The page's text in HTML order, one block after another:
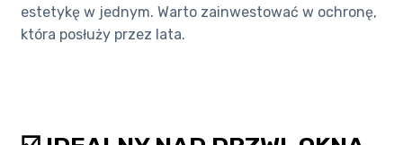
estetykę w jednym. Warto zainwestować w ochronę,
która posłuży przez lata.